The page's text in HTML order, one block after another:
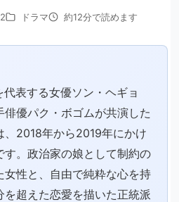
ドラマ 約12分で読めます
表する女優ソン・ヘギョ
俳優パク・ボゴムが共演した
、2018年から2019年にかけ
す。政治家の娘として制約の
女性と、自由で純粋な心を持
超えた恋愛を描いた正統派